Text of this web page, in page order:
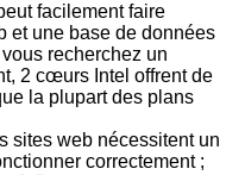
facilement faire
et une base de données
recherchez un
2 cœurs Intel offrent de
la plupart des plans
sites web nécessitent un
correctement ;